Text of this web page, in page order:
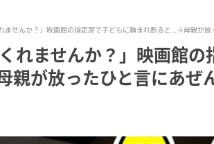
ませんか？」映画館の指定席で子どもに頼まれ断ると…→母親が放
くれませんか？」映画館
が放ったひと言にあぜ